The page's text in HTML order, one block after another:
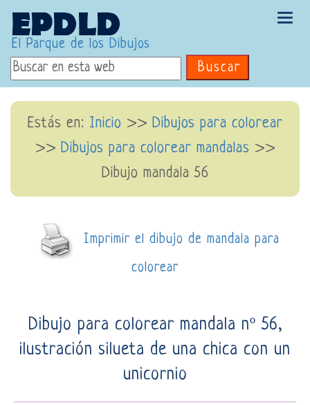
El Parque de los Dibujos
Buscar
Estás en: Inicio >> Dibujos para colorear
>> Dibujos para colorear mandalas >>
Dibujo mandala 56
Imprimir el dibujo de mandala para
colorear
Dibujo para colorear mandala nº 56,
ilustración silueta de una chica con un
unicornio